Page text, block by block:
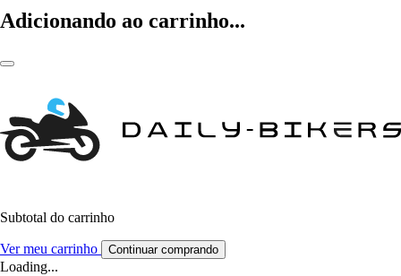
Adicionando ao carrinho...
Subtotal do carrinho
Ver meu carrinho Continuar comprando
Loading...